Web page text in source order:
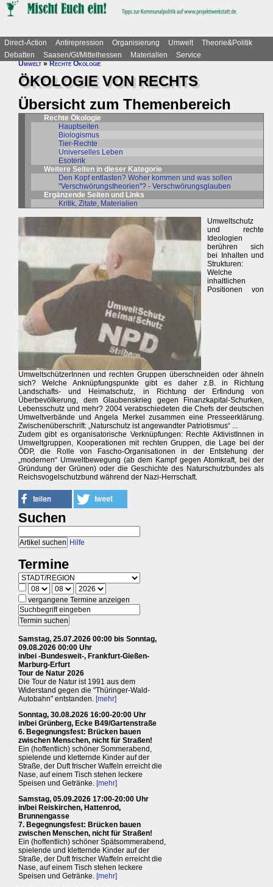
Direct-Action Antirepression Organisierung Umwelt
Theorie&Politik
Debatten
Saasen/GI/Mittelhessen Materialien
Service
Umwelt»Rechte Ökologie
ÖKOLOGIE VON RECHTS
Übersicht zum Themenbereich
Rechte Ökologie
Hauptseiten
Biologismus
Tier-Rechte
Universelles Leben
Esoterik
Weitere Seiten in dieser Kategorie
Den Kopf entlasten? Woher kommen und was sollen
"Verschwörungstheorien"? - Verschwörungsglauben
Ergänzende Seiten und Links
Kritik, Zitate, Materialien
Umweltschutz
und rechte
Ideologien
berühren sich
bei Inhalten und
Strukturen:
Welche
inhaltlichen
Positionen von
UmweltschützerInnen und rechten Gruppen überschneiden oder ähneln
sich? Welche Anknüpfungspunkte gibt es daher z.B. in Richtung
Landschafts- und Heimatschutz, in Richtung der Erfindung von
Überbevölkerung, dem Glaubenskrieg gegen Finanzkapital-Schurken,
Lebensschutz und mehr? 2004 verabschiedeten die Chefs der deutschen
Umweltverbände und Angela Merkel zusammen eine Presseerklärung.
Zwischenüberschrift: „Naturschutz ist angewandter Patriotismus“ ...
Zudem gibt es organisatorische Verknüpfungen: Rechte AktivistInnen in
Umweltgruppen, Kooperationen mit rechten Gruppen, die Lage bei der
ÖDP, die Rolle von Fascho-Organisationen in der Entstehung der
„modernen“ Umweltbewegung (ab dem Kampf gegen Atomkraft, bei der
Gründung der Grünen) oder die Geschichte des Naturschutzbundes als
Reichsvogelschutzbund während der Nazi-Herrschaft.
Suchen
Hilfe
Termine
vergangene Termine anzeigen
Samstag, 25.07.2026 00:00 bis Sonntag,
09.08.2026 00:00 Uhr
in/bei -Bundesweit-, Frankfurt-Gießen-
Marburg-Erfurt
Tour de Natur 2026
Die Tour de Natur ist 1991 aus dem
Widerstand gegen die "Thüringer-Wald-
Autobahn" entstanden. [mehr]
Sonntag, 30.08.2026 16:00-20:00 Uhr
in/bei Grünberg, Ecke B49/Gartenstraße
6. Begegnungsfest: Brücken bauen
zwischen Menschen, nicht für Straßen!
Ein (hoffentlich) schöner Sommerabend,
spielende und kletternde Kinder auf der
Straße, der Duft frischer Waffeln erreicht die
Nase, auf einem Tisch stehen leckere
Speisen und Getränke. [mehr]
Samstag, 05.09.2026 17:00-20:00 Uhr
in/bei Reiskirchen, Hattenrod,
Brunnengasse
7. Begegnungsfest: Brücken bauen
zwischen Menschen, nicht für Straßen!
Ein (hoffentlich) schöner Spätsommerabend,
spielende und kletternde Kinder auf der
Straße, der Duft frischer Waffeln erreicht die
Nase, auf einem Tisch stehen leckere
Speisen und Getränke. [mehr]